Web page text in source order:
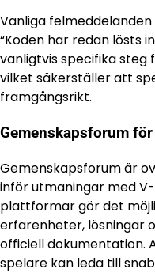
Vanliga felmeddelanden
“Koden har redan lösts
vanligtvis specifika steg
vilket säkerställer att
framgångsrikt.
Gemenskapsforum
Gemenskapsforum är
inför utmaningar med
plattformar gör det
erfarenheter, lösningar
officiell dokumentation.
spelare kan leda till